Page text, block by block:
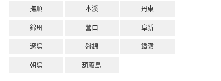
撫順 本溪 丹東
錦州 營口 阜新
遼陽 盤錦 鐵嶺
朝陽 葫蘆島